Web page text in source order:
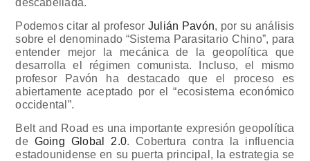
descabellada.
Podemos citar al profesor Julián Pavón, por su análisis
sobre el denominado “Sistema Parasitario Chino”, para
entender mejor la mecánica de la geopolítica que
desarrolla el régimen comunista. Incluso, el mismo
profesor Pavón ha destacado que el proceso es
abiertamente aceptado por el “ecosistema económico
occidental”.
Belt and Road es una importante expresión geopolítica
de Going Global 2.0. Cobertura contra la influencia
estadounidense en su puerta principal, la estrategia se